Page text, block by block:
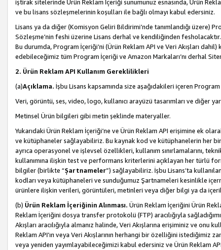
iştirak sitelerinde Ürün Reklam İçeriği sunumunuz esnasında, Ürün
ve bu lisans sözleşmelerinin koşulları ile bağlı olmayı kabul edersiniz.
Lisans ya da diğer (Komisyon Geliri Bildirimi’nde tanımlandığı üzere)
Sözleşme’nin feshi üzerine Lisans derhal ve kendiliğinden
Bu durumda, Program İçeriği’ni (Ürün Reklam API ve Veri Akışları
edebileceğimiz tüm Program İçeriği ve Amazon Markaları’nı derhal
2. Ürün Reklam API Kullanım Gereklilikleri
(a)Açıklama. İşbu Lisans kapsamında size aşağıdakileri içeren
Veri, görüntü, ses, video, logo, kullanıcı arayüzü tasarımları ve diğer
Metinsel Ürün bilgileri gibi metin şeklinde materyaller.
Yukarıdaki Ürün Reklam İçeriği’ne ve Ürün Reklam API erişimine ek
ve kütüphaneler sağlayabiliriz. Bu kaynak kod ve kütüphanelerin her
ayrıca operasyonel ve işlevsel özellikleri, kullanım sınırlamalarını,
kullanımına ilişkin test ve performans kriterlerini açıklayan her türlü
bilgiler (birlikte “Şartnameler”) sağlayabiliriz. İşbu Lisans’ta
kodları veya kütüphaneleri ve sunduğumuz Şartnameleri kesinlikle
ürünlere ilişkin verileri, görüntüleri, metinleri veya diğer bilgi ya da
(b) Ürün Reklam İçeriğinin Alınması. Ürün Reklam İçeriğini Ürün
Reklam İçeriğini dosya transfer protokolü (FTP) aracılığıyla
Akışları aracılığıyla almanız halinde, Veri Akışlarına erişiminiz ve onu
Reklam API’ın veya Veri Akışlarının herhangi bir özelliğini
veya yeniden yayımlayabileceğimizi kabul edersiniz ve Ürün Reklam